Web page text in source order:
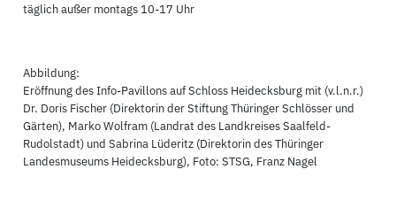
täglich außer montags 10-17 Uhr
Abbildung:
Eröffnung des Info-Pavillons auf Schloss Heidecksburg mit (v.l.n.r.)
Dr. Doris Fischer (Direktorin der Stiftung Thüringer Schlösser und
Gärten), Marko Wolfram (Landrat des Landkreises Saalfeld-
Rudolstadt) und Sabrina Lüderitz (Direktorin des Thüringer
Landesmuseums Heidecksburg), Foto: STSG, Franz Nagel